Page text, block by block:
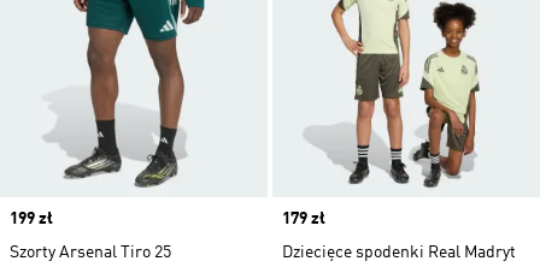
Price
199 zł
Szorty Arsenal Tiro 25
Price
179 zł
Dziecięce spodenki Real Madryt